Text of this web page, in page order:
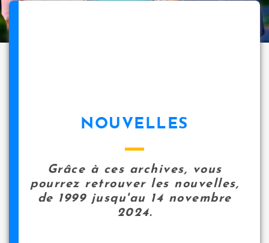
NOUVELLES
Grâce à ces archives, vous
pourrez retrouver les nouvelles,
de 1999 jusqu'au 14 novembre
2024.